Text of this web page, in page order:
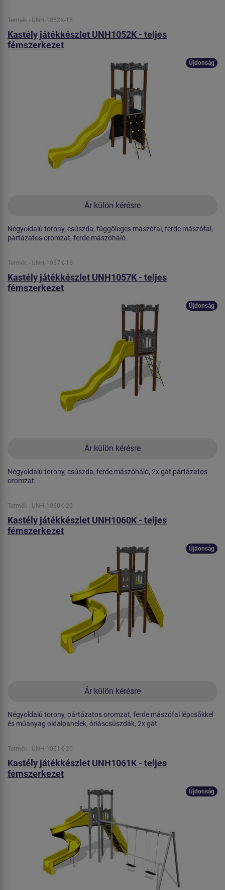
Termék - UNH-1052K-15
Kastély játékkészlet UNH1052K - teljes
fémszerkezet
Ár külön kérésre
Újdonság
Négyoldalú torony, csúszda, függőleges mászófal, ferde mászófal,
pártázatos oromzat, ferde mászóháló.
Termék - UNH-1057K-15
Kastély játékkészlet UNH1057K - teljes
fémszerkezet
Ár külön kérésre
Újdonság
Négyoldalú torony, csúszda, ferde mászóháló, 2x gát,pártázatos
oromzat.
Termék - UNH-1060K-20
Kastély játékkészlet UNH1060K - teljes
fémszerkezet
Ár külön kérésre
Újdonság
Négyoldalú torony, pártázatos oromzat, ferde mászófal lépcsőkkel
és műanyag oldalpanelek, óriáscsúszdák, 2x gát.
Termék - UNH-1061K-20
Kastély játékkészlet UNH1061K - teljes
fémszerkezet
Újdonság